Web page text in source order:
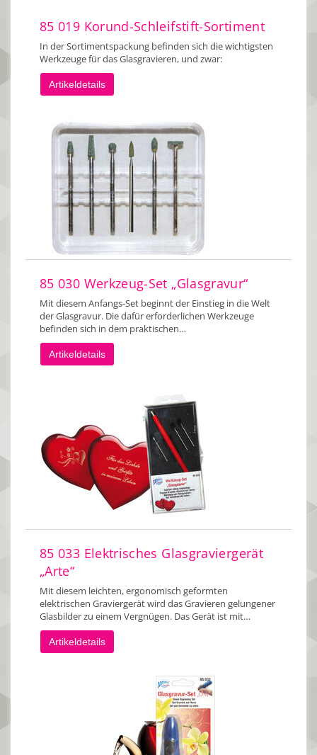
85 019 Korund-Schleifstift-Sortiment
In der Sortimentspackung befinden sich die wichtigsten
Werkzeuge für das Glasgravieren, und zwar:
Artikeldetails
85 030 Werkzeug-Set „Glasgravur“
Mit diesem Anfangs-Set beginnt der Einstieg in die Welt
der Glasgravur. Die dafür erforderlichen Werkzeuge
befinden sich in dem praktischen…
Artikeldetails
85 033 Elektrisches Glasgraviergerät
„Arte“
Mit diesem leichten, ergonomisch geformten
elektrischen Graviergerät wird das Gravieren gelungener
Glasbilder zu einem Vergnügen. Das Gerät ist mit…
Artikeldetails